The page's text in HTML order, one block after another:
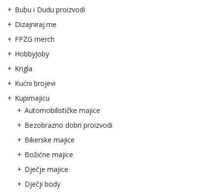
Bubu i Dudu proizvodi
Dizajniraj.me
FPZG merch
HobbyJoby
Krigla
Kućni brojevi
Kupimajicu
Automobilističke majice
Bezobrazno dobri proizvodi
Bikerske majice
Božićne majice
Dječje majice
Dječji body